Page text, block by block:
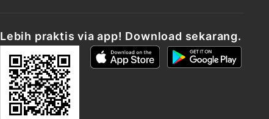
Lebih praktis via app! Download sekarang.